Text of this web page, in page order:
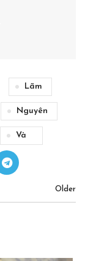
Lãm
Nguyên
Và
Older